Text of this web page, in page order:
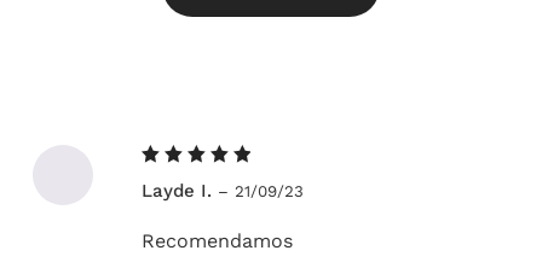
5de 5
Layde I. – 21/09/23
Recomendamos